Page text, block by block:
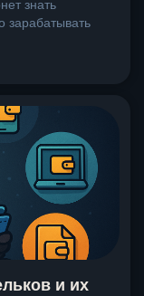
знать
зарабатывать
и их